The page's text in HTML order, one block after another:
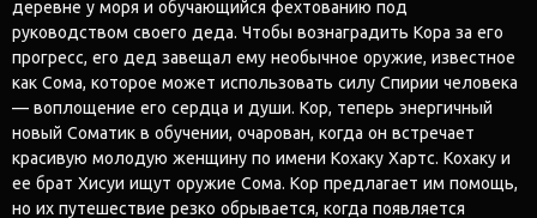
деревне у моря и обучающийся фехтованию под
руководством своего деда. Чтобы вознаградить Кора за его
прогресс, его дед завещал ему необычное оружие, известное
как Сома, которое может использовать силу Спирии человека
— воплощение его сердца и души. Кор, теперь энергичный
новый Соматик в обучении, очарован, когда он встречает
красивую молодую женщину по имени Кохаку Хартс. Кохаку и
ее брат Хисуи ищут оружие Сома. Кор предлагает им помощь,
но их путешествие резко обрывается, когда появляется